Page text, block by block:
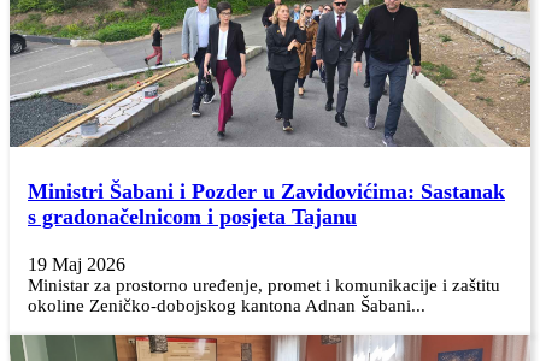
Ministri Šabani i Pozder u Zavidovićima: Sastanak
s gradonačelnicom i posjeta Tajanu
19 Maj 2026
Ministar za prostorno uređenje, promet i komunikacije i zaštitu
okoline Zeničko-dobojskog kantona Adnan Šabani...